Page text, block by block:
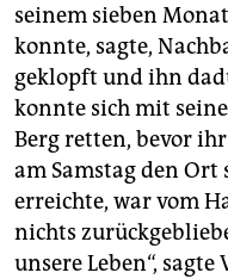
seinem sieben
konnte, sagte,
geklopft und ihn
konnte sich mit
Berg retten, bevor
am Samstag den Ort
erreichte, war vom
nichts
unsere Leben“, sagte